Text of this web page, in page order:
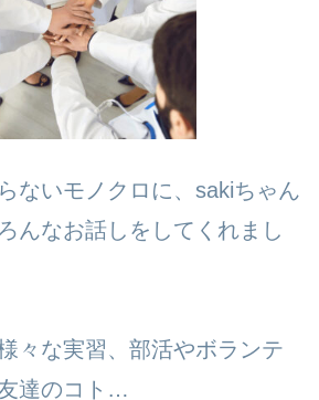
ないモノクロに、sakiちゃん
んなお話しをしてくれまし
々な実習、部活やボランテ
達のコト…